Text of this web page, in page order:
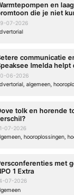
en
die je niet
07-2026
communicatie
Imelda
06-2026
algemeen,
tolk en horende
07-2026
met
1 Extra
07-2026